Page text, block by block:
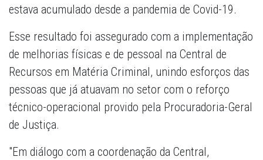
estava acumulado desde a pandemia de Covid-19.
Esse resultado foi assegurado com a implementação
de melhorias físicas e de pessoal na Central de
Recursos em Matéria Criminal, unindo esforços das
pessoas que já atuavam no setor com o reforço
técnico-operacional provido pela Procuradoria-Geral
de Justiça.
"Em diálogo com a coordenação da Central,